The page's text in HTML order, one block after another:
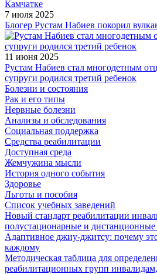
7 июля 2025
Блогер Рустам Набиев покорил
11 июня 2025
Рустам Набиев стал многодетным
супруги родился третий ребенок
Болезни и состояния
Рак и его типы
Нервные болезни
Анализы и обследования
Социальная поддержка
Средства реабилитации
Доступная среда
Жемчужина мысли
История одного события
Здоровье
Льготы и пособия
Список учебных заведений
Новый стандарт реабилитации
полустационарные и
Адаптивное джиу-джитсу: почему
каждому
Методическая таблица для
реабилитационных групп